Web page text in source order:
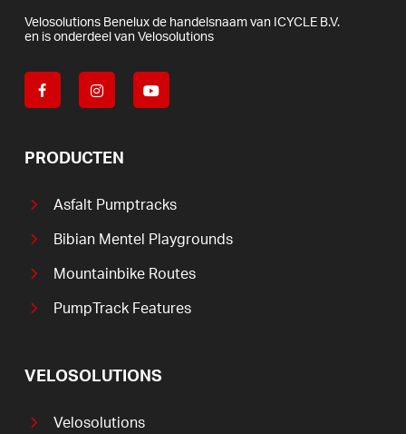
Velosolutions Benelux de handelsnaam van ICYCLE B.V.
en is onderdeel van Velosolutions
PRODUCTEN
Asfalt Pumptracks
Bibian Mentel Playgrounds
Mountainbike Routes
PumpTrack Features
VELOSOLUTIONS
Velosolutions